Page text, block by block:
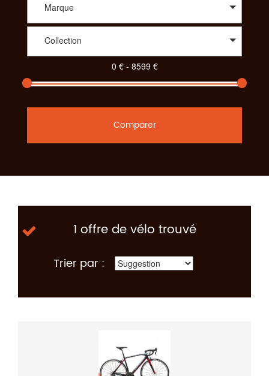
Marque
Collection
Comparer
1 offre de vélo trouvé
Trier par :